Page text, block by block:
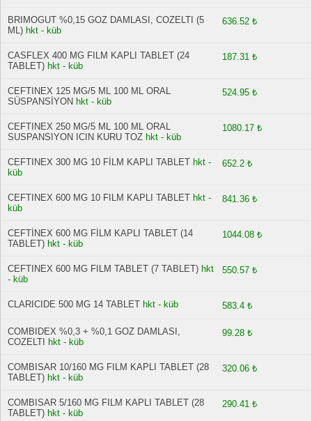
BRIMOGUT %0,15 GOZ DAMLASI, COZELTI (5
ML) hkt - küb
636.52 ₺
CASFLEX 400 MG FILM KAPLI TABLET (24
TABLET) hkt - küb
187.31 ₺
CEFTINEX 125 MG/5 ML 100 ML ORAL
SÜSPANSİYON hkt - küb
524.95 ₺
CEFTINEX 250 MG/5 ML 100 ML ORAL
SUSPANSIYON ICIN KURU TOZ hkt - küb
1080.17 ₺
CEFTINEX 300 MG 10 FİLM KAPLI TABLET hkt -
küb
652.2 ₺
CEFTINEX 600 MG 10 FILM KAPLI TABLET hkt -
küb
841.36 ₺
CEFTİNEX 600 MG FİLM KAPLI TABLET (14
TABLET) hkt - küb
1044.08 ₺
CEFTINEX 600 MG FILM TABLET (7 TABLET) hkt
- küb
550.57 ₺
CLARICIDE 500 MG 14 TABLET hkt - küb 583.4 ₺
COMBIDEX %0,3 + %0,1 GOZ DAMLASI,
COZELTI
hkt - küb
99.28 ₺
COMBISAR 10/160 MG FILM KAPLI TABLET (28
TABLET) hkt - küb
320.06 ₺
COMBISAR 5/160 MG FILM KAPLI TABLET (28
TABLET) hkt - küb
290.41 ₺